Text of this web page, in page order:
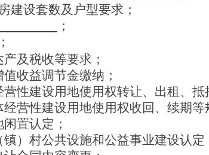
建设套数及户型要求；
；
产及税收等要求；
值收益调节金缴纳；
营性建设用地使用权转让、出租、抵
经营性建设用地使用权收回、续期等
闲置认定；
镇）村公共设施和公益事业建设认定